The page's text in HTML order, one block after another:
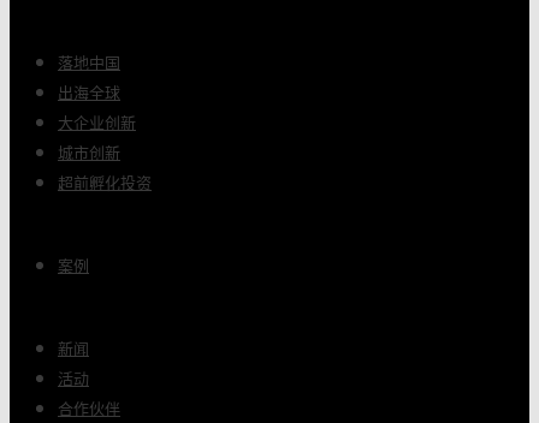
落地中国
出海全球
大企业创新
城市创新
超前孵化投资
案例
新闻
活动
合作伙伴